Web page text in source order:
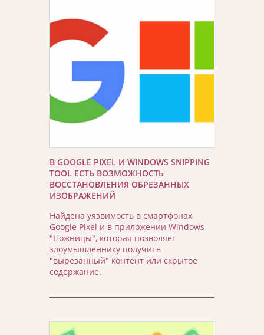
В GOOGLE PIXEL И WINDOWS SNIPPING
TOOL ЕСТЬ ВОЗМОЖНОСТЬ
ВОССТАНОВЛЕНИЯ ОБРЕЗАННЫХ
ИЗОБРАЖЕНИЙ
Найдена уязвимость в смартфонах
Google Pixel и в приложении Windows
"Ножницы", которая позволяет
злоумышленнику получить
"вырезанный" контент или скрытое
содержание.